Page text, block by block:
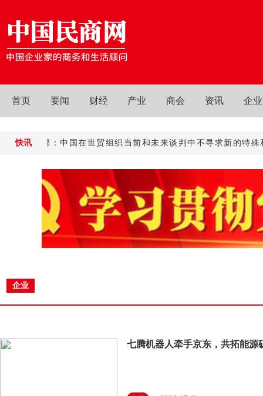
首页 要闻 财经 产业 商会 资讯 企业
快讯
务部：中国在世贸组织当前和未来谈判中不寻求新的特殊和差
企业
七腾机器人牵手京东，共拓能源